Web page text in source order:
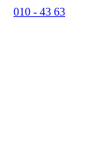
010 - 43 63